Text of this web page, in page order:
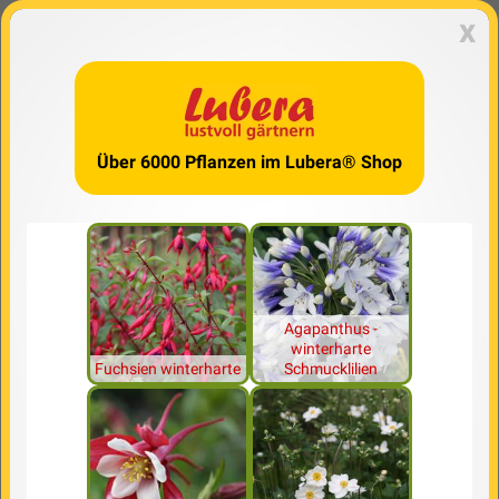
x
Über 6000 Pflanzen im Lubera® Shop
Fuchsien winterharte
Agapanthus -
winterharte
Schmucklilien